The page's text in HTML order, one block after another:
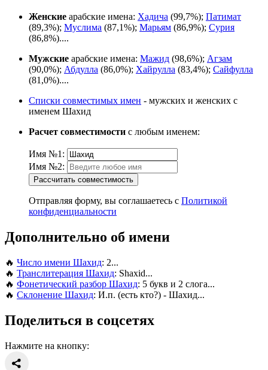
Женские арабские имена: Хадича (99,7%); Патимат
(89,3%); Муслима (87,1%); Марьям (86,9%); Сурия
(86,8%)....
Мужские арабские имена: Мажид (98,6%); Агзам
(90,0%); Абдулла (86,0%); Хайрулла (83,4%); Сайфулла
(81,0%)....
Списки совместимых имен - мужских и женских с
именем Шахид
Расчет совместимости с любым именем:
Имя №1:
Имя №2:
Рассчитать совместимость
Отправляя форму, вы соглашаетесь с Политикой
конфиденциальности
Дополнительно об имени
🔥 Число имени Шахид: 2...
🔥 Транслитерация Шахид: Shaxid...
🔥 Фонетический разбор Шахид: 5 букв и 2 слога...
🔥 Склонение Шахид: И.п. (есть кто?) - Шахид...
Поделиться в соцсетях
Нажмите на кнопку: